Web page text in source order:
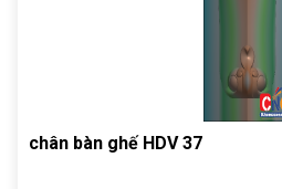
chân bàn ghế HDV 37